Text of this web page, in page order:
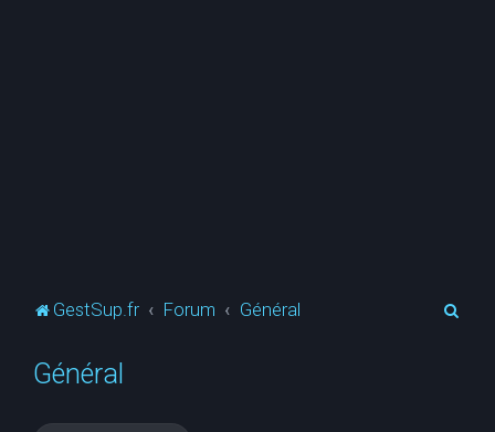
GestSup.fr Forum Général
Général